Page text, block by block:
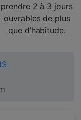
prendre 2 à 3 jours
ouvrables de plus
que d’habitude.